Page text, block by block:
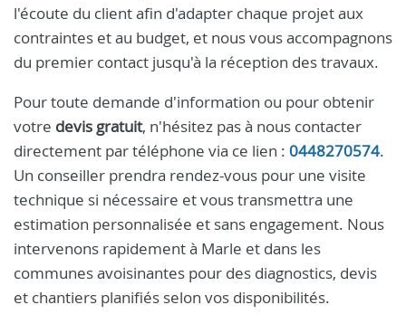
l'écoute du client afin d'adapter chaque projet aux
contraintes et au budget, et nous vous accompagnons
du premier contact jusqu'à la réception des travaux.
Pour toute demande d'information ou pour obtenir
votre devis gratuit, n'hésitez pas à nous contacter
directement par téléphone via ce lien : 0448270574.
Un conseiller prendra rendez-vous pour une visite
technique si nécessaire et vous transmettra une
estimation personnalisée et sans engagement. Nous
intervenons rapidement à Marle et dans les
communes avoisinantes pour des diagnostics, devis
et chantiers planifiés selon vos disponibilités.